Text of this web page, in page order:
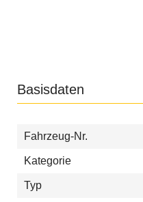
Basisdaten
Fahrzeug-Nr.
Kategorie
Typ